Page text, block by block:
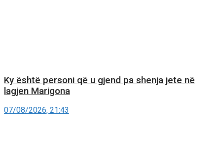
Ky është personi që u gjend pa shenja jete në
lagjen Marigona
07/08/2026, 21:43